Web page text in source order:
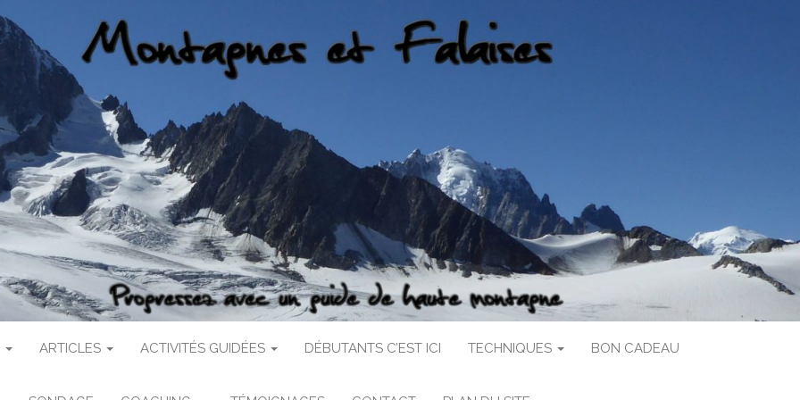
ET FALAISES
montagne
ARTICLES ACTIVITÉS GUIDÉES DÉBUTANTS C’EST ICI TECHNIQUES BON CADEAU